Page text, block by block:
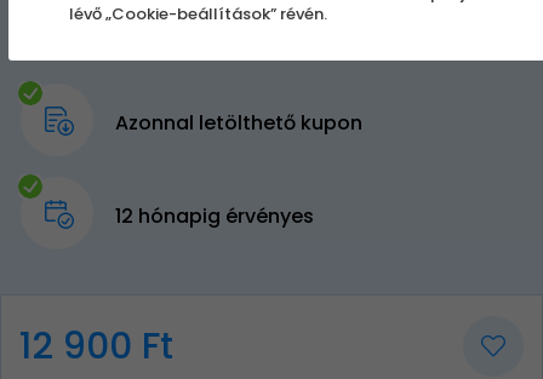
Azonnal letölthető kupon
12 hónapig érvényes
12 900 Ft
lévő „Cookie-beállítások” révén.